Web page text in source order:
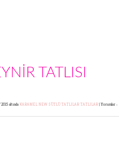
TATLISI
altında KARAMEL NEW SÜTLÜ TATLILAR TATLILAR | Yorumlar :